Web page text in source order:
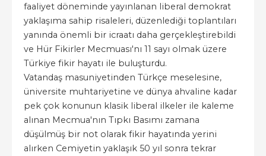
faaliyet döneminde yayınlanan liberal demokrat
yaklaşıma sahip risaleleri, düzenlediği toplantıları
yanında önemli bir icraatı daha gerçekleştirebildi
ve Hür Fikirler Mecmuası'nı 11 sayı olmak üzere
Türkiye fikir hayatı ile buluşturdu.
Vatandaş masuniyetinden Türkçe meselesine,
üniversite muhtariyetine ve dünya ahvaline kadar
pek çok konunun klasik liberal ilkeler ile kaleme
alınan Mecmua'nın Tıpkı Basımı zamana
düşülmüş bir not olarak fikir hayatında yerini
alırken Cemiyetin yaklaşık 50 yıl sonra tekrar